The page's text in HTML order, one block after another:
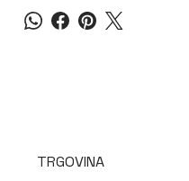
TRGOVINA